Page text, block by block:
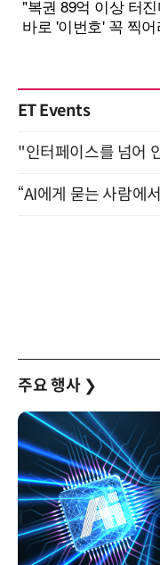
ET Events
주요 행사 ❯